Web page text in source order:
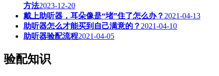
方法2023-12-20
戴上助听器，耳朵像是“堵”住了怎么办？ 2021-04-13
助听器怎么才能买到自己满意的？ 2021-04-10
助听器验配流程2021-04-05
验配知识